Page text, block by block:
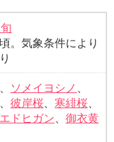
。気象条件により
、 ソメイヨシノ 、
、 彼岸桜、 寒緋桜、
エドヒガン、 御衣黄